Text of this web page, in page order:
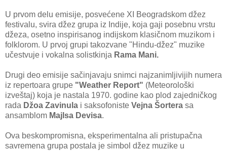
U prvom delu emisije, posvećene XI Beogradskom džez
festivalu, svira džez grupa iz Indije, koja gaji posebnu vrstu
džeza, osetno inspirisanog indijskom klasičnom muzikom i
folklorom. U prvoj grupi takozvane "Hindu-džez" muzike
učestvuje i vokalna solistkinja Rama Mani.
Drugi deo emisije sačinjavaju snimci najzanimljivijih numera
iz repertoara grupe "Weather Report" (Meteorološki
izveštaj) koja je nastala 1970. godine kao plod zajedničkog
rada Džoa Zavinula i saksofoniste Vejna Šortera sa
ansamblom Majlsa Devisa.
Ova beskompromisna, eksperimentalna ali pristupačna
savremena grupa postala je simbol džez muzike u